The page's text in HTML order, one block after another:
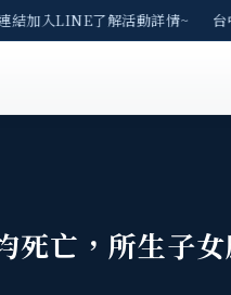
入LINE了解活動詳情~ 台
死亡，所生子